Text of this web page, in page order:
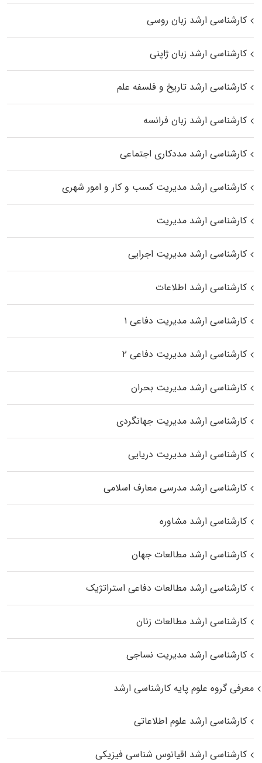
کارشناسی ارشد زبان روسی
کارشناسی ارشد زبان ژاپنی
کارشناسی ارشد تاریخ و فلسفه علم
کارشناسی ارشد زبان فرانسه
کارشناسی ارشد مددکاری اجتماعی
کارشناسی ارشد مدیریت کسب و کار و امور شهری
کارشناسی ارشد مدیریت
کارشناسی ارشد مدیریت اجرایی
کارشناسی ارشد اطلاعات
کارشناسی ارشد مدیریت دفاعی ۱
کارشناسی ارشد مدیریت دفاعی ۲
کارشناسی ارشد مدیریت بحران
کارشناسی ارشد مدیریت جهانگردی
کارشناسی ارشد مدیریت دریایی
کارشناسی ارشد مدرسی معارف اسلامی
کارشناسی ارشد مشاوره
کارشناسی ارشد مطالعات جهان
کارشناسی ارشد مطالعات دفاعی استراتژیک
کارشناسی ارشد مطالعات زنان
کارشناسی ارشد مدیریت نساجی
معرفی گروه علوم پایه کارشناسی ارشد
کارشناسی ارشد علوم اطلاعاتی
کارشناسی ارشد اقیانوس‌ شناسی فیزیکی